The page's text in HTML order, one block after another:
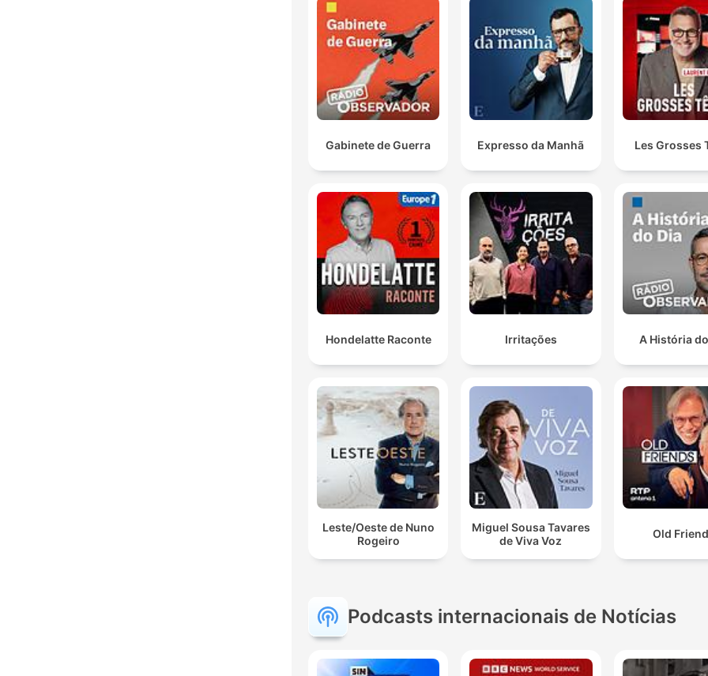
Gabinete de Guerra Expresso da Manhã Les Grosses
Hondelatte Raconte Irritações A História
Leste/Oeste de Nuno
Rogeiro
Miguel Sousa Tavares
de Viva Voz
Old
Podcasts internacionais de Notícias